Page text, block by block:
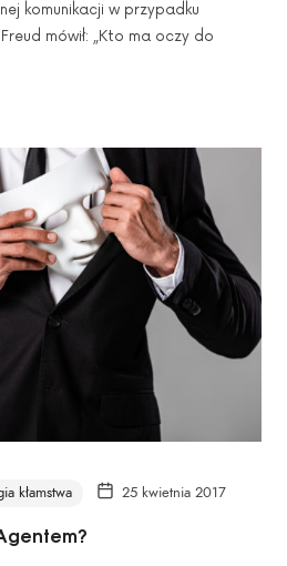
komunikacji w przypadku
mówił: „Kto ma oczy do
kłamstwa 25 kwietnia 2017